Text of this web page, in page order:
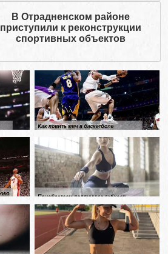
В Отрадненском районе
приступили к реконструкции
спортивных объектов